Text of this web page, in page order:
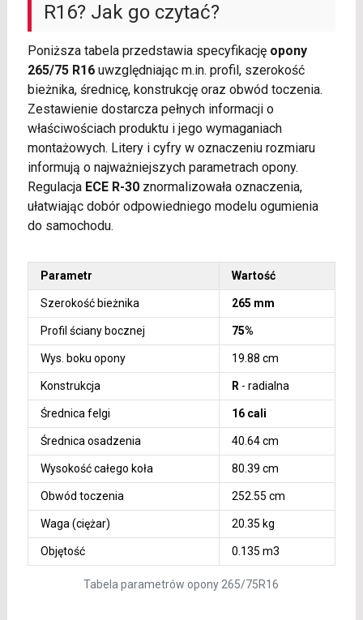
R16? Jak go czytać?
Poniższa tabela przedstawia specyfikację opony
265/75 R16uwzględniając m.in. profil, szerokość
bieżnika, średnicę, konstrukcję oraz obwód toczenia.
Zestawienie dostarcza pełnych informacji o
właściwościach produktu i jego wymaganiach
montażowych. Litery i cyfry w oznaczeniu rozmiaru
informują o najważniejszych parametrach opony.
Regulacja ECE R-30znormalizowała oznaczenia,
ułatwiając dobór odpowiedniego modelu ogumienia
do samochodu.
Tabela parametrów opony 265/75R16
Parametr Wartość
Szerokość bieżnika 265 mm
Profil ściany bocznej 75%
Wys. boku opony 19.88 cm
Konstrukcja R - radialna
Średnica felgi 16 cali
Średnica osadzenia 40.64 cm
Wysokość całego koła 80.39 cm
Obwód toczenia 252.55 cm
Waga (ciężar) 20.35 kg
Objętość 0.135 m3